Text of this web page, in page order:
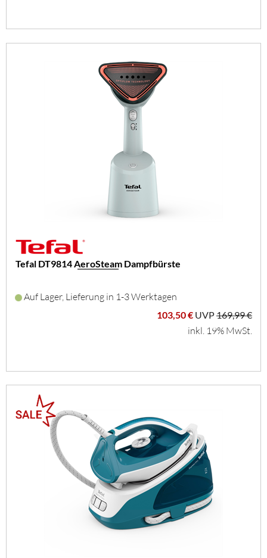
Tefal DT9814 AeroSteam Dampfbürste
Auf Lager, Lieferung in 1-3 Werktagen
103,50 € UVP169,99 €
inkl. 19% MwSt.